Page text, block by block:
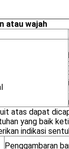
atau wajah
atas dapat
yang baik
indikasi
Penggambaran